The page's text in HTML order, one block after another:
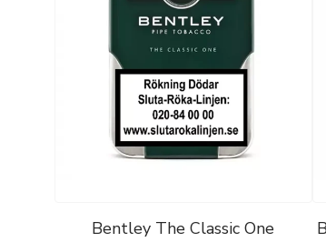
Bentley The Classic One